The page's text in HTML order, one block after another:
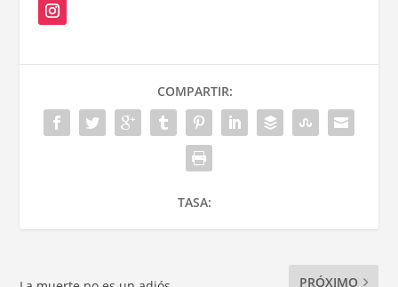
COMPARTIR:
TASA:
PRÓXIMO